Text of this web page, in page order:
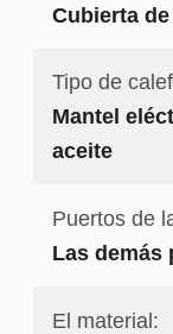
Cubierta
Tipo de
Mantel
aceite
Puertos de
Las demás
El material: